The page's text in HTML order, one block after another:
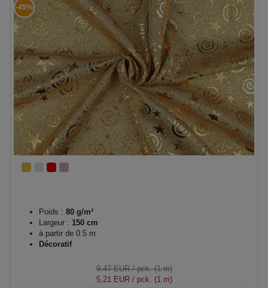
-45%
Poids : 80 g/m²
Largeur : 150 cm
à partir de 0.5 m
Décoratif
9,47 EUR/ pck. (1 m)
5,21 EUR/ pck. (1 m)